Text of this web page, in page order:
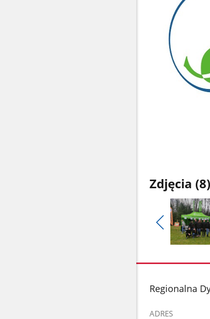
Zdjęcia (8)
Pokaż
poprzednie
galerii.
stopka
Regionalna
ADRES